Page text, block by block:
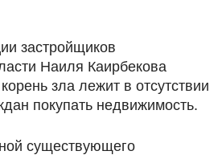
застройщиков
Наиля Каирбекова
зла лежит в отсутствии
покупать недвижимость.
существующего